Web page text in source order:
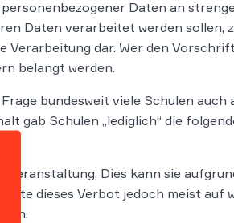
Daten an
Daten verarbeitet werden sollen,
Verarbeitung dar. Wer den
belangt werden.
bundesweit viele Schulen auch
gab Schulen „lediglich“ die
Veranstaltung. Dies kann sie
dieses Verbot jedoch meist auf